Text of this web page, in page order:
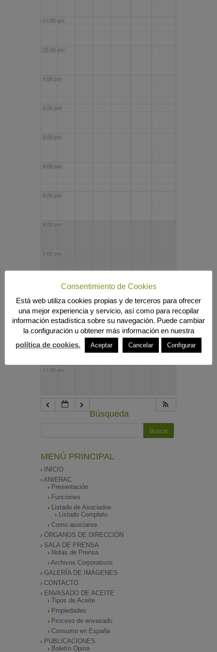
11:00 am
12:00 pm
1:00 pm
2:00 pm
3:00 pm
4:00 pm
5:00 pm
6:00 pm
7:00 pm
9:00 pm
10:00 pm
11:00 pm
Búsqueda
MENÚ PRINCIPAL
INICIO
ANIERAC
Presentación
Funciones
Listado de Asociados
Listado Completo
Como asociarse
ÓRGANOS DE DIRECCIÓN
SALA DE PRENSA
Notas de Prensa
Archivos Corporativos
GALERÍA DE IMÁGENES
CONTACTO
ENVASADO DE ACEITE
Tipos de Aceite
Propiedades
Proceso de envasado
Consumo en España
PUBLICACIONES
Boletín Opina
Consentimiento de Cookies
Está web utiliza cookies propias y de terceros para ofrecer
una mejor experiencia y servicio, así como para recopilar
información estadística sobre su navegación. Puede cambiar
la configuración u obtener más información en nuestra
política de cookies.
Aceptar Cancelar Configurar